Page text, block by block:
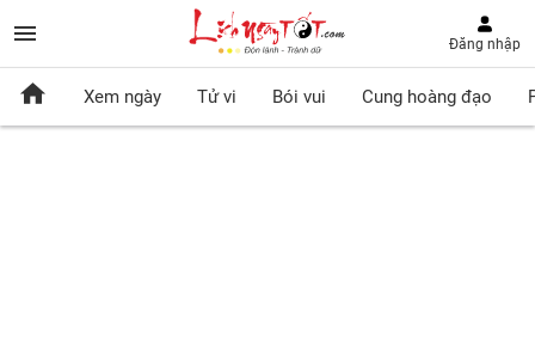
Đăng nhập
Xem ngày Tử vi Bói vui Cung hoàng đạo